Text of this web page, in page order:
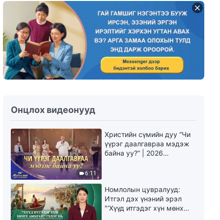
Онцлох видеонууд
6:11
Христийн сүмийн дуу “Чи
үүрэг даалгавраа мэдэж
байна уу?” | 2026
Номлолын цувралууд:
Итгэл дэх үнэний эрэл
"‘Хүүд итгэдэг хүн мөнх